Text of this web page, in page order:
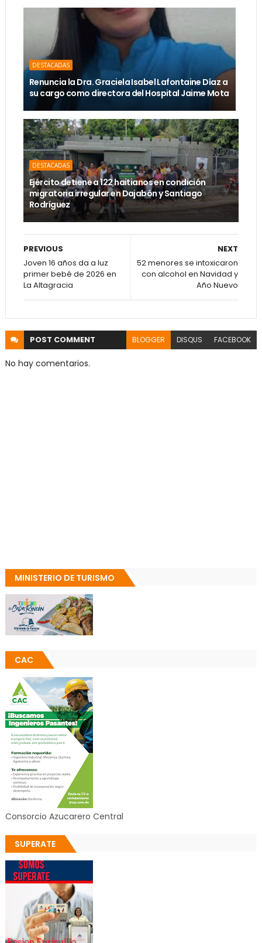
DESTACADAS
Renuncia la Dra. Graciela Isabel Lafontaine Díaz a
su cargo como directora del Hospital Jaime Mota
DESTACADAS
Ejército detiene a 122 haitianos en condición
migratoria irregular en Dajabón y Santiago
Rodríguez
NEXT
52 menores se intoxicaron
con alcohol en Navidad y
Año Nuevo
PREVIOUS
Joven 16 años da a luz
primer bebé de 2026 en
La Altagracia
POST COMMENT BLOGGER DISQUS FACEBOOK
No hay comentarios.
MINISTERIO DE TURISMO
CAC
Consorcio Azucarero Central
SUPERATE